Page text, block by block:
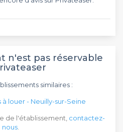
n'est pas réservable
similaires :
à louer - Neuilly-sur-Seine
de l'établissement, contactez-
nous